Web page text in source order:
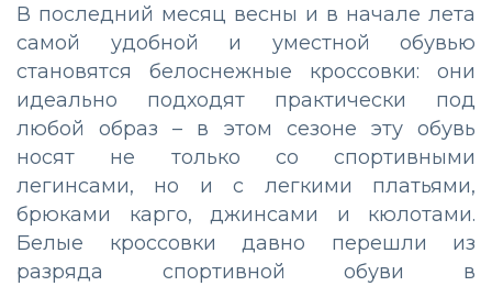
В последний месяц весны и в начале лета
самой удобной и уместной обувью
становятся белоснежные кроссовки: они
идеально подходят практически под
любой образ – в этом сезоне эту обувь
носят не только со спортивными
легинсами, но и с легкими платьями,
брюками карго, джинсами и кюлотами.
Белые кроссовки давно перешли из
разряда спортивной обуви в